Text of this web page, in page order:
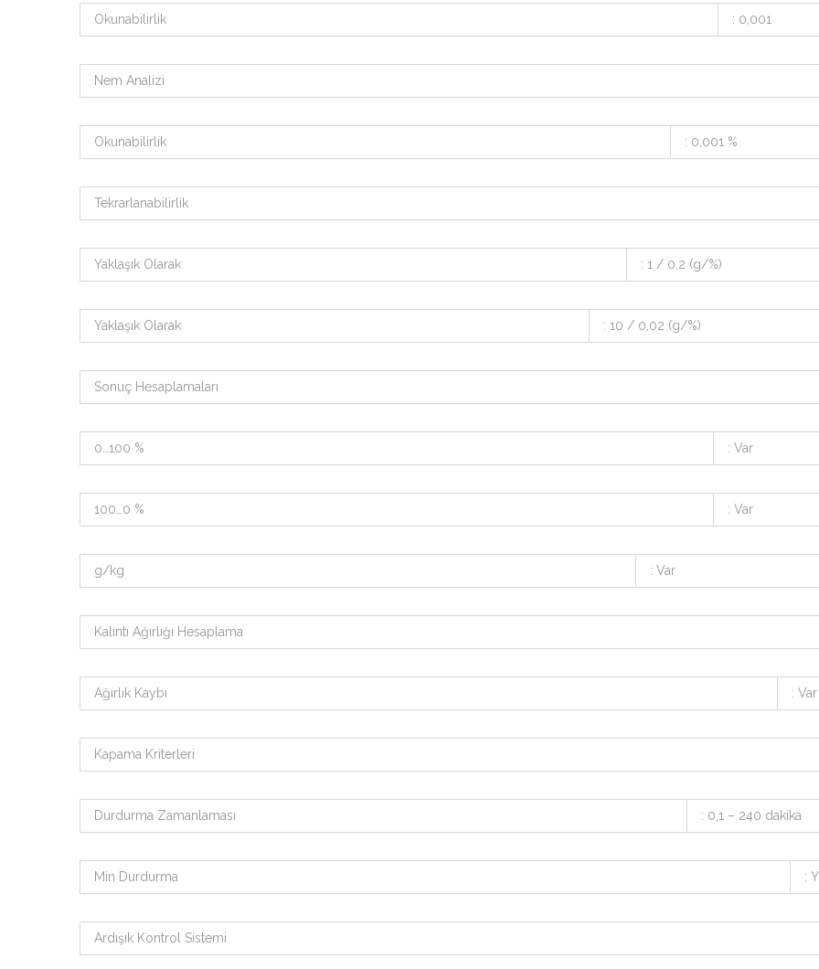
Okunabilirlik : 0,001
Nem Analizi
Okunabilirlik : 0,001 %
Tekrarlanabilirlik
Yaklaşık Olarak : 1 / 0,2 (g/%)
Yaklaşık Olarak : 10 / 0,02 (g/%)
Sonuç Hesaplamaları
0…100 % : Var
100…0 % : Var
g/kg : Var
Kalıntı Ağırlığı Hesaplama
Ağırlık Kaybı : Var
Kapama Kriterleri
Durdurma Zamanlaması : 0,1 – 240 dakika
Min Durdurma :
Ardışık Kontrol Sistemi